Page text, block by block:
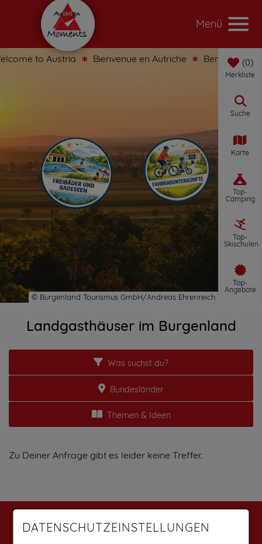
Menü
to Austria Bienvenue en Autriche Benvenuti in0
Merkliste
Suche
Karte
Top-
Camping
Top-
Skischulen
Top-
Angebote
Landgasthäuser im Burgenland
Was suchst du?
Bundesländer
Themen & Ideen
Zu Deiner Anfrage gibt es leider keine Treffer.
Weitere Angebote findest du auf:
DATENSCHUTZEINSTELLUNGEN